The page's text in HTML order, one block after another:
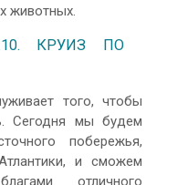
животных.
КРУИЗ ПО
того, чтобы
Сегодня мы будем
побережья,
и сможем
отличного